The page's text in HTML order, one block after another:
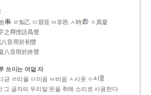
ㄹ梨乙 ㅁ眉音 ㅂ非邑 ㅅ時
ㆁ異凝
之釋俚語爲聲
音用於初聲
八音用於終聲
쓰이는 여덟 자
귿 ㄹ리을 ㅁ미음 ㅂ비읍 ㅅ시옷 ㆁ
그 글자의 우리말 뜻을 취해 소리로 사용한다.